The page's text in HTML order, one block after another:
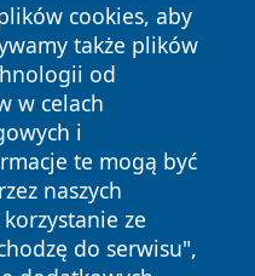
cookies, aby
także plików
od
w celach
i
te mogą być
naszych
ze
do serwisu",
prawa zastrzeżone.
Polityka